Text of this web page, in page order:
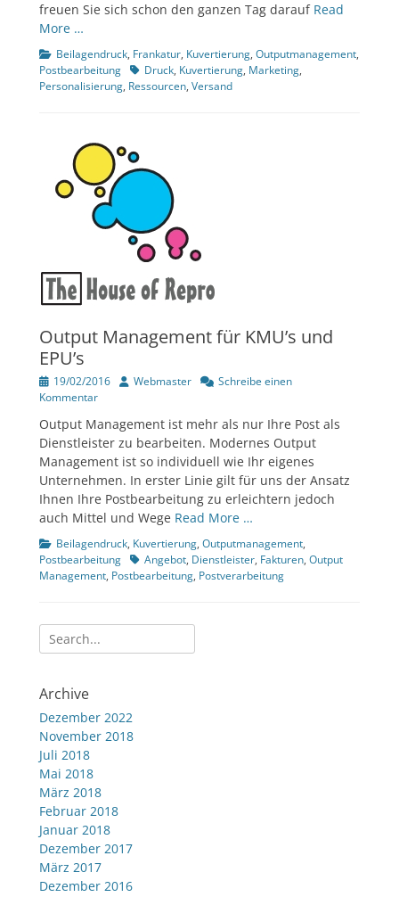
freuen Sie sich schon den ganzen Tag darauf Read
More …
Kategorien
Beilagendruck, Frankatur, Kuvertierung, Outputmanagement,
Postbearbeitung TagsDruck, Kuvertierung, Marketing,
Personalisierung, Ressourcen, Versand
Output Management für KMU’s und
EPU’s
Veröffentlicht
am
19/02/2016 Author
Webmaster
Schreibe einen
Kommentar
Output Management ist mehr als nur Ihre Post als
Dienstleister zu bearbeiten. Modernes Output
Management ist so individuell wie Ihr eigenes
Unternehmen. In erster Linie gilt für uns der Ansatz
Ihnen Ihre Postbearbeitung zu erleichtern jedoch
auch Mittel und Wege Read More …
Kategorien
Beilagendruck, Kuvertierung, Outputmanagement,
Postbearbeitung TagsAngebot, Dienstleister, Fakturen, Output
Management, Postbearbeitung, Postverarbeitung
Suche
nach:
Archive
Dezember 2022
November 2018
Juli 2018
Mai 2018
März 2018
Februar 2018
Januar 2018
Dezember 2017
März 2017
Dezember 2016